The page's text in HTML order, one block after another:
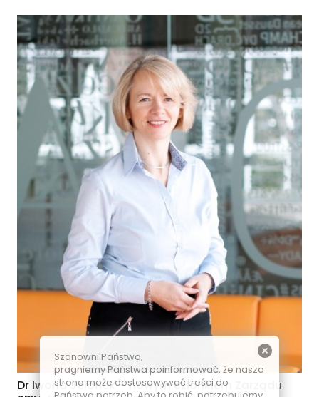
Dr Iwona Jelonek – nowym członkiem Zarządu
Szanowni Państwo,
pragniemy Państwa poinformować, że nasza
strona może dostosowywać treści do